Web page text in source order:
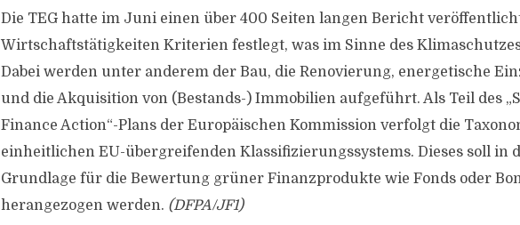
Die TEG hatte im Juni einen über 400 Seiten langen Bericht
Wirtschaftstätigkeiten Kriterien festlegt, was im Sinne des
Dabei werden unter anderem der Bau, die Renovierung, energetische
und die Akquisition von (Bestands-) Immobilien aufgeführt. Als Teil des
Finance Action“-Plans der Europäischen Kommission verfolgt die
einheitlichen EU-übergreifenden Klassifizierungssystems. Dieses soll in
Grundlage für die Bewertung grüner Finanzprodukte wie Fonds oder
herangezogen werden. (DFPA/JF1)